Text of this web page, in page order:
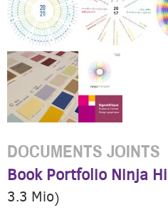
DOCUMENTS JOINTS
Book Portfolio Ninja
3.3 Mio)